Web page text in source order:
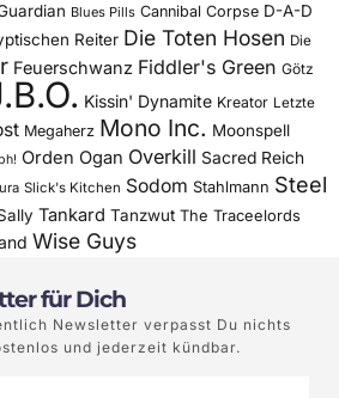
Blues Pills Cannibal Corpse D-A-D
Reiter Die Toten Hosen Die
Feuerschwanz Fiddler's Green Götz
Kissin' Dynamite Kreator Letzte
Megaherz Mono Inc. Moonspell
Orden Ogan Overkill Sacred Reich
Slick's Kitchen Sodom Stahlmann Steel
Tankard Tanzwut The Traceelords
Wise Guys
für Dich
Newsletter verpasst Du nichts
und jederzeit kündbar.